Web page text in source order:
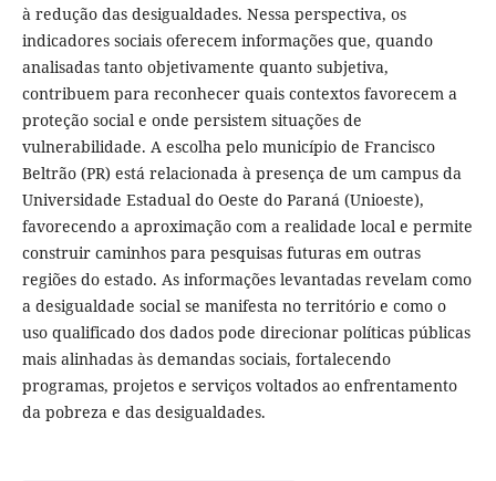
à redução das desigualdades. Nessa perspectiva, os
indicadores sociais oferecem informações que, quando
analisadas tanto objetivamente quanto subjetiva,
contribuem para reconhecer quais contextos favorecem a
proteção social e onde persistem situações de
vulnerabilidade. A escolha pelo município de Francisco
Beltrão (PR) está relacionada à presença de um campus da
Universidade Estadual do Oeste do Paraná (Unioeste),
favorecendo a aproximação com a realidade local e permite
construir caminhos para pesquisas futuras em outras
regiões do estado. As informações levantadas revelam como
a desigualdade social se manifesta no território e como o
uso qualificado dos dados pode direcionar políticas públicas
mais alinhadas às demandas sociais, fortalecendo
programas, projetos e serviços voltados ao enfrentamento
da pobreza e das desigualdades.